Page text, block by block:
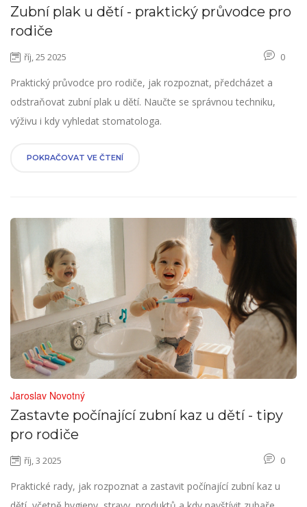
Zubní plak u dětí - praktický průvodce pro
rodiče
říj, 25 2025 0
Praktický průvodce pro rodiče, jak rozpoznat, předcházet a
odstraňovat zubní plak u dětí. Naučte se správnou techniku,
výživu i kdy vyhledat stomatologa.
POKRAČOVAT VE ČTENÍ
Jaroslav Novotný
Zastavte počínající zubní kaz u dětí - tipy
pro rodiče
říj, 3 2025 0
Praktické rady, jak rozpoznat a zastavit počínající zubní kaz u